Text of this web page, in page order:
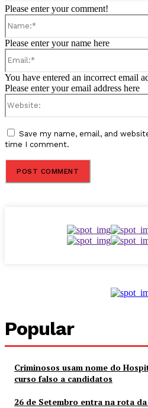
Please enter your comment!
Please enter your name here
You have entered an incorrect email
Please enter your email address here
Save my name, email, and
time I comment.
Popular
Criminosos usam nome do
curso falso a candidatos
26 de Setembro entra na rota